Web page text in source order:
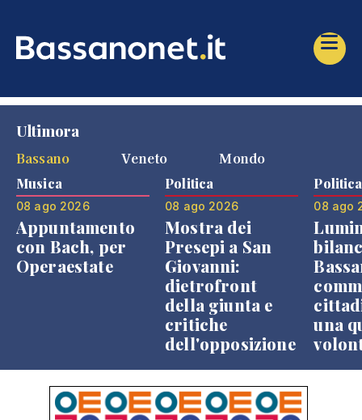
Ultimora
Bassano
Veneto Mondo
Musica
08 ago 2026
Appuntamento
con Bach, per
Operaestate
Politica
08 ago 2026
Mostra dei
Presepi a San
Giovanni:
dietrofront
della giunta e
critiche
dell'opposizione
Politica
08 ago
una